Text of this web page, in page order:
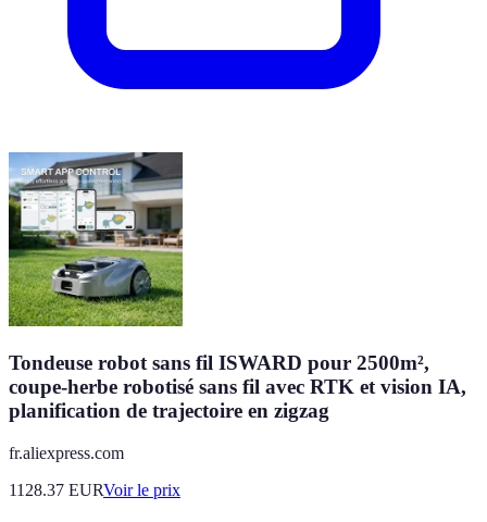
Tondeuse robot sans fil ISWARD pour 2500m²,
coupe-herbe robotisé sans fil avec RTK et vision IA,
planification de trajectoire en zigzag
fr.aliexpress.com
1128.37 EURVoir le prix